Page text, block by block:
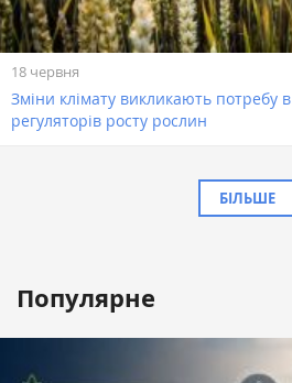
18 червня
Зміни клімату викликають потребу в
регуляторів росту рослин
БІЛЬШЕ
Популярне